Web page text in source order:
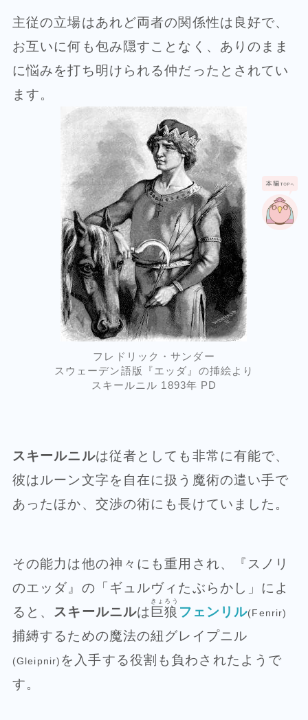
主従の立場はあれど両者の関係性は良好で、
お互いに何も包み隠すことなく、ありのまま
に悩みを打ち明けられる仲だったとされてい
ます。
フレドリック・サンダー
スウェーデン語版『エッダ』の挿絵より
スキールニル 1893年 PD
スキールニルは従者としても非常に有能で、
彼はルーン文字を自在に扱う魔術の遣い手で
あったほか、交渉の術にも長けていました。
その能力は他の神々にも重用され、『スノリ
のエッダ』の「ギュルヴィたぶらかし」によ
ると、 スキールニルは 巨狼
きょろう
フェンリル(Fenrir)
捕縛するための魔法の紐グレイプニル
(Gleipnir) を入手する役割も負わされたようで
す。